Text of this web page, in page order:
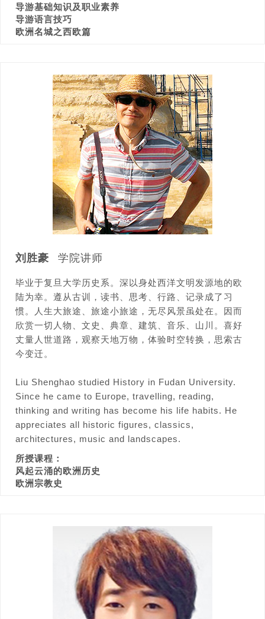
导游基础知识及职业素养
导游语言技巧
欧洲名城之西欧篇
刘胜豪 学院讲师
毕业于复旦大学历史系。深以身处西洋文明发源地的欧
陆为幸。遵从古训，读书、思考、行路、记录成了习
惯。人生大旅途、旅途小旅途，无尽风景虽处在。因而
欣赏一切人物、文史、典章、建筑、音乐、山川。喜好
丈量人世道路，观察天地万物，体验时空转换，思索古
今变迁。
Liu Shenghao studied History in Fudan University.
Since he came to Europe, travelling, reading,
thinking and writing has become his life habits. He
appreciates all historic figures, classics,
architectures, music and landscapes.
所授课程：
风起云涌的欧洲历史
欧洲宗教史